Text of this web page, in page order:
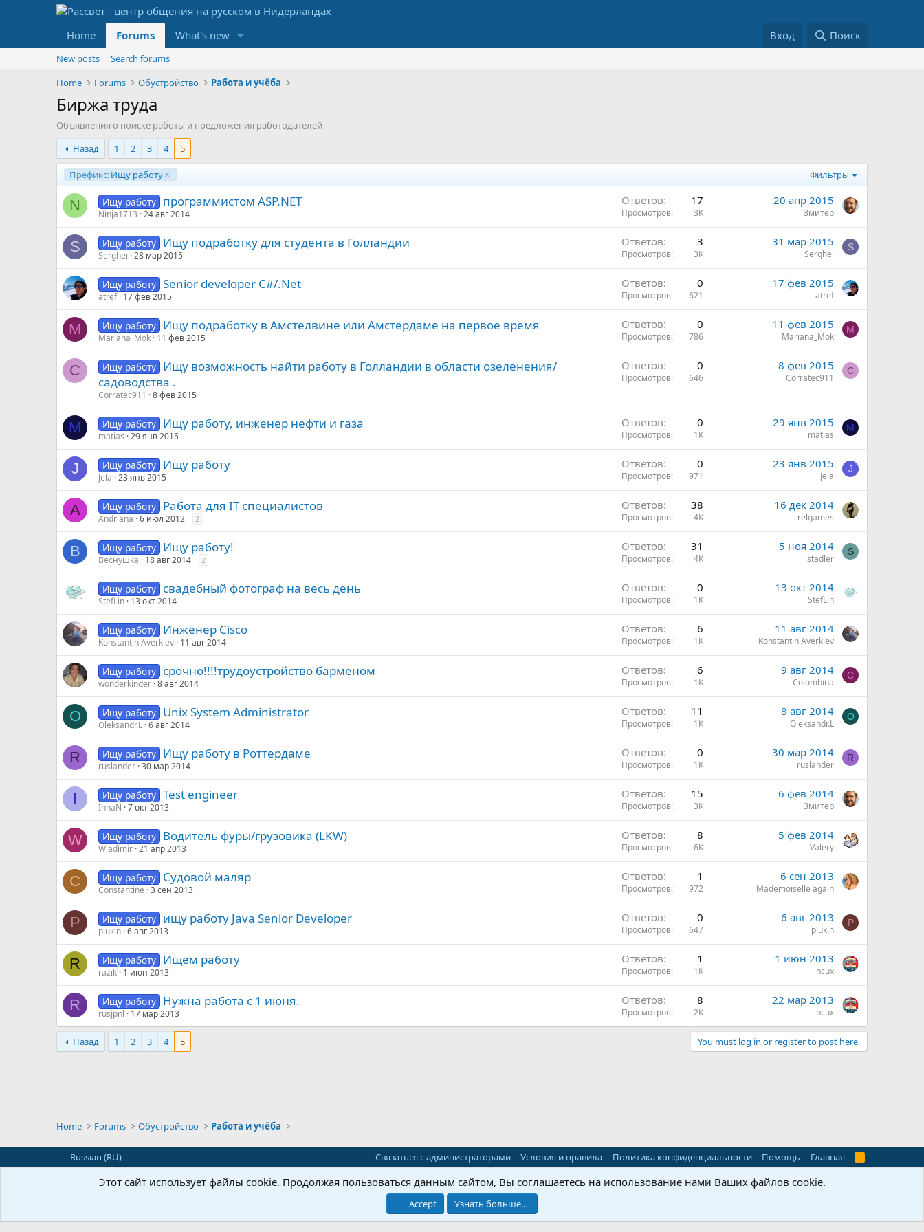
Home Forums What's new Вход Поиск
New posts
Search forums
Home
Forums Обустройство Работа и учёба
Биржа труда
Объявления о поиске работы и предложения работодателей
Назад
1 2 3 4 5
Префикс:Ищу работу Фильтры
N Ищу работу программистом ASP.NET
Ninja1713 24 авг 2014
Ответов 17
Просмотров 3K
20 апр 2015
Змитер
S Ищу работу Ищу подработку для студента в Голландии
Serghei 28 мар 2015
Ответов 3
Просмотров 3K
31 мар 2015
Serghei
S
Ищу работу Senior developer C#/.Net
atref 17 фев 2015
Ответов 0
Просмотров 621
17 фев 2015
atref
M Ищу работу Ищу подработку в Амстелвине или Амстердаме на первое время
Mariana_Mok 11 фев 2015
Ответов 0
Просмотров 786
11 фев 2015
Mariana_Mok
M
C Ищу работу Ищу возможность найти работу в Голландии в области озеленения/
садоводства .
Corratec911 8 фев 2015
Ответов 0
Просмотров 646
8 фев 2015
Corratec911
C
M Ищу работу Ищу работу, инженер нефти и газа
matias 29 янв 2015
Ответов 0
Просмотров 1K
29 янв 2015
matias
M
J Ищу работу Ищу работу
Jela 23 янв 2015
Ответов 0
Просмотров 971
23 янв 2015
Jela
J
A Ищу работу Работа для IT-специалистов
Andriana 6 июл 2012 2
Ответов 38
Просмотров 4K
16 дек 2014
relgames
В Ищу работу Ищу работу!
Веснушка 18 авг 2014 2
Ответов 31
Просмотров 4K
5 ноя 2014
stadler
S
Ищу работу свадебный фотограф на весь день
StefLin 13 окт 2014
Ответов 0
Просмотров 1K
13 окт 2014
StefLin
Ищу работу Инженер Cisco
Konstantin Averkiev 11 авг 2014
Ответов 6
Просмотров 1K
11 авг 2014
Konstantin Averkiev
Ищу работу срочно!!!!трудоустройство барменом
wonderkinder 8 авг 2014
Ответов 6
Просмотров 1K
9 авг 2014
Colombina
C
O Ищу работу Unix System Administrator
Oleksandr.L 6 авг 2014
Ответов 11
Просмотров 1K
8 авг 2014
Oleksandr.L
O
R Ищу работу Ищу работу в Роттердаме
ruslander 30 мар 2014
Ответов 0
Просмотров 1K
30 мар 2014
ruslander
R
I Ищу работу Test engineer
InnaN 7 окт 2013
Ответов 15
Просмотров 3K
6 фев 2014
Змитер
W Ищу работу Водитель фуры/грузовика (LKW)
Wladimir 21 апр 2013
Ответов 8
Просмотров 6K
5 фев 2014
Valery
C Ищу работу Судовой маляр
Constantine 3 сен 2013
Ответов 1
Просмотров 972
6 сен 2013
Mademoiselle again
P Ищу работу ищу работу Java Senior Developer
plukin 6 авг 2013
Ответов 0
Просмотров 647
6 авг 2013
plukin
P
R Ищу работу Ищем работу
razik 1 июн 2013
Ответов 1
Просмотров 1K
1 июн 2013
ncux
R Ищу работу Нужна работа с 1 июня.
rusjpnl 17 мар 2013
Ответов 8
Просмотров 2K
22 мар 2013
ncux
Назад 1 2 3 4 5 You must log in or register to post here.
Home Forums Обустройство Работа и учёба
Russian (RU) Связаться с администраторами Условия и правила Политика конфиденциальности Помощь Главная
R
S
Community platform by XenForo® © 2010-2025 XenForo Ltd.
Этот сайт использует файлы cookie. Продолжая пользоваться данным сайтом, Вы соглашаетесь на использование нами Ваших файлов cookie.
Accept Узнать больше.…